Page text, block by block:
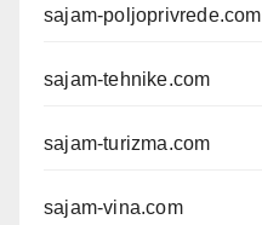
sajam-poljoprivrede.com
sajam-tehnike.com
sajam-turizma.com
sajam-vina.com